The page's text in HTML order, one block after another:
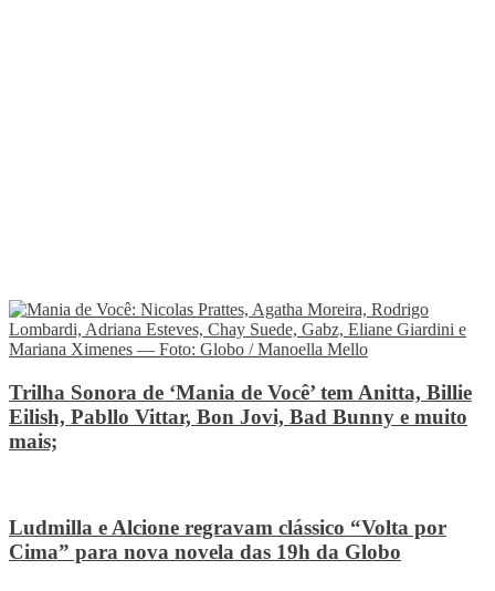
Trilha Sonora de ‘Mania de Você’ tem Anitta, Billie
Eilish, Pabllo Vittar, Bon Jovi, Bad Bunny e muito
mais;
Ludmilla e Alcione regravam clássico “Volta por
Cima” para nova novela das 19h da Globo